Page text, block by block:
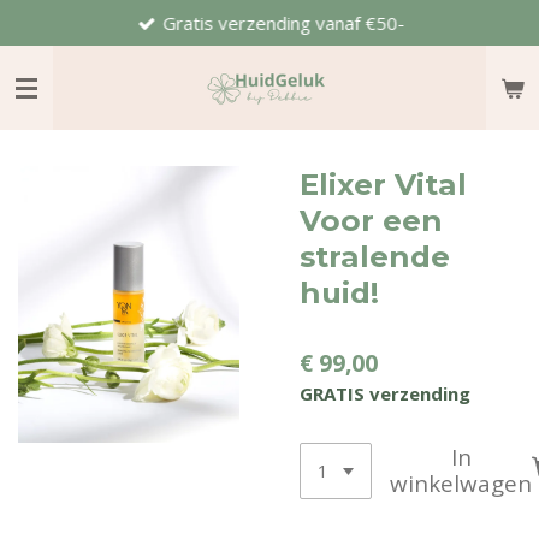
direct
naar
de
hoofdinhoud
Gratis verzending vanaf €50-
Elixer Vital
Voor een
stralende
huid!
€ 99,00
GRATIS verzending
In
winkelwagen